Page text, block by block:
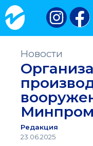
Новости
Редакция
23.06.2025